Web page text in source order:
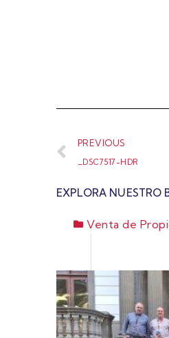
PREVIOUS
_DSC7517-HDR
EXPLORA NUESTRO
Venta de